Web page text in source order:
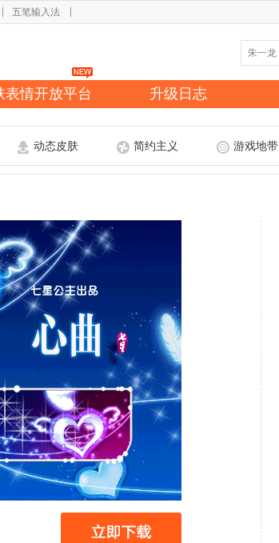
五笔输入法
表情开放平台 升级日志
动态皮肤 简约主义 游戏地带